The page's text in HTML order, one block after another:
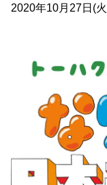
2020年10月27日(